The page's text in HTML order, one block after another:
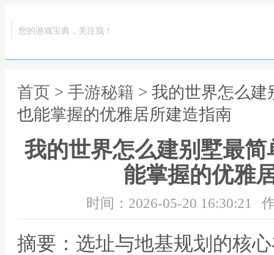
您的游戏宝典，关注我！
首页 > 手游秘籍 > 我的世界怎么
也能掌握的优雅居所建造指南
我的世界怎么建别墅最
能掌握的优雅
时间：2026-05-20 16:30:21
摘要：选址与地基规划的核